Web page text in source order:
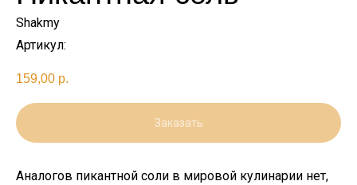
Shakmy
Артикул:
159,00 р.
Заказать
Аналогов пикантной соли в мировой кулинарии нет,